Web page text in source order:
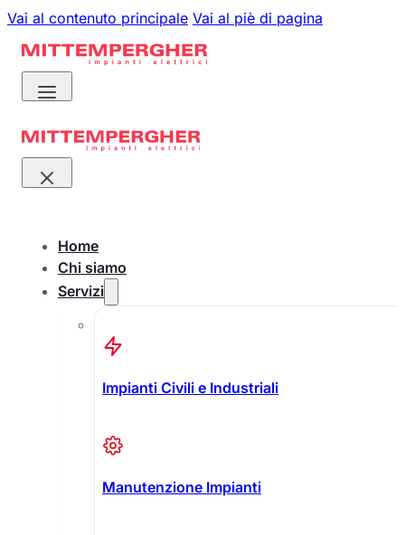
Vai al contenuto principale Vai al piè di pagina
Home
Chi siamo
Servizi
Impianti Civili e Industriali
Manutenzione Impianti